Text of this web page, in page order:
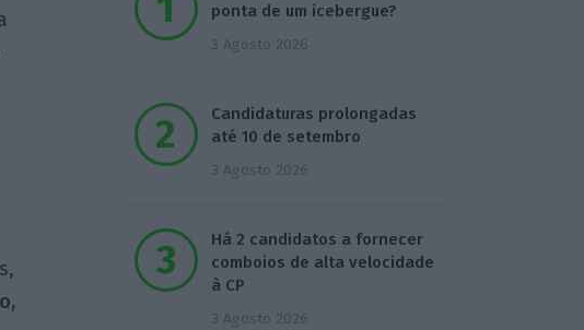
ponta de um icebergue?
3 Agosto 2026
Candidaturas prolongadas
até 10 de setembro
3 Agosto 2026
Há 2 candidatos a fornecer
comboios de alta velocidade
à CP
3 Agosto 2026